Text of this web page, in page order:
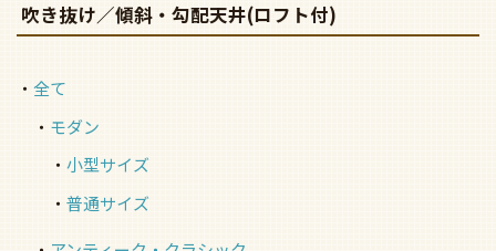
吹き抜け／傾斜・勾配天井(ロフト付)
全て
モダン
小型サイズ
普通サイズ